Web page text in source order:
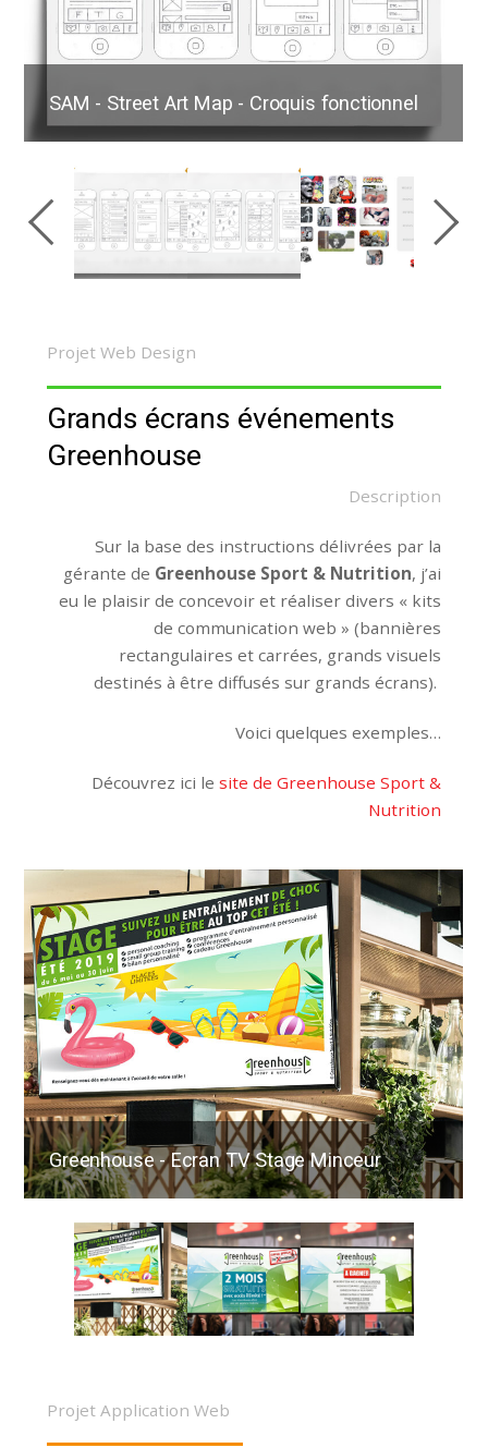
SAM - Street Art Map - Croquis fonctionnel
Projet Web Design
Grands écrans événements
Greenhouse
Description
Sur la base des instructions délivrées par la
gérante de Greenhouse Sport & Nutrition, j’ai
eu le plaisir de concevoir et réaliser divers « kits
de communication web » (bannières
rectangulaires et carrées, grands visuels
destinés à être diffusés sur grands écrans).
Voici quelques exemples…
Découvrez ici lesite de Greenhouse Sport &
Nutrition
Greenhouse - Ecran TV Stage Minceur
Projet Application Web